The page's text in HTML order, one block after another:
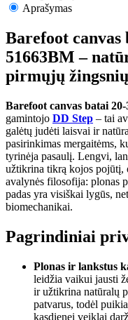
Aprašymas
Barefoot canvas
51663BM –
pirmųjų žingsnių
Barefoot canvas batai
gamintojo DD Step – tai
galėtų judėti laisvai ir
pasirinkimas mergaitėms,
tyrinėja pasaulį. Lengvi,
užtikrina tikrą kojos pojūtį,
avalynės filosofija: plonas
padas yra visiškai lygūs,
biomechanikai.
Pagrindiniai
Plonas ir lankstus
leidžia vaikui jausti
ir užtikrina natūralų
patvarus, todėl
kasdienei veiklai